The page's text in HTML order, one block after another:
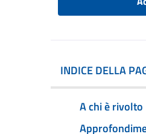
INDICE DELLA
A chi è rivolto